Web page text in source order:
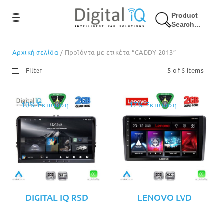
Product
Search...
Αρχική σελίδα / Προϊόντα με ετικέτα “CADDY 2013”
5 of 5 items
Filter
10% Έκπτωση
DIGITAL IQ RSD
17% Έκπτωση
LENOVO LVD